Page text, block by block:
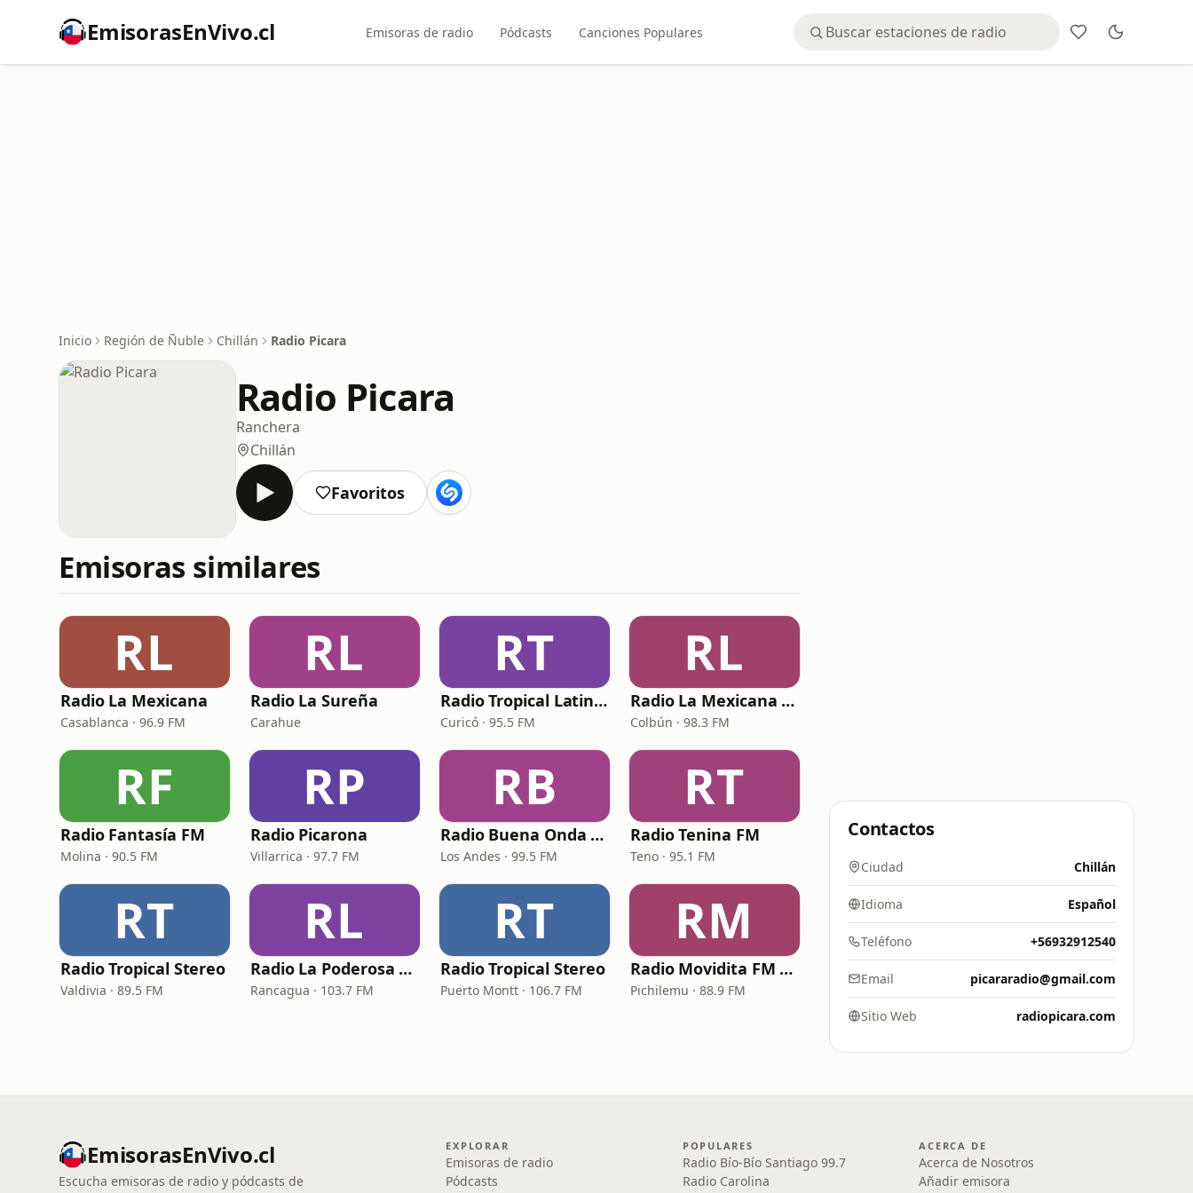
EmisorasEnVivo.cl Emisoras de radio Pódcasts Canciones Populares
Inicio Región de Ñuble Chillán Radio Picara
Radio Picara
Ranchera
Chillán
Favoritos
Emisoras similares
RL
Radio La Mexicana
Casablanca · 96.9 FM
RL
Radio La Sureña
Carahue
RT
Radio Tropical Latina (RTL)
Curicó · 95.5 FM
RL
Radio La Mexicana Colbún
Colbún · 98.3 FM
RF
Radio Fantasía FM
Molina · 90.5 FM
RP
Radio Picarona
Villarrica · 97.7 FM
RB
Radio Buena Onda Los Andes
Los Andes · 99.5 FM
RT
Radio Tenina FM
Teno · 95.1 FM
RT
Radio Tropical Stereo
Valdivia · 89.5 FM
RL
Radio La Poderosa Chile
Rancagua · 103.7 FM
RT
Radio Tropical Stereo
Puerto Montt · 106.7 FM
RM
Radio Movidita FM Pichilemu
Pichilemu · 88.9 FM
Contactos
Ciudad Chillán
Idioma Español
Teléfono +56932912540
Email picararadio@gmail.com
Sitio Web radiopicara.com
EmisorasEnVivo.cl
Escucha emisoras de radio y pódcasts de
EXPLORAR
Emisoras de radio
Pódcasts
POPULARES
Radio Bío-Bío Santiago 99.7
Radio Carolina
ACERCA DE
Acerca de Nosotros
Añadir emisora